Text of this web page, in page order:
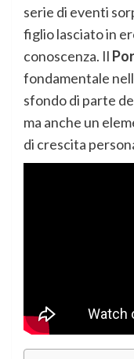
serie di eventi
figlio lasciato in
conoscenza. Il
fondamentale
sfondo di parte
ma anche un
di crescita